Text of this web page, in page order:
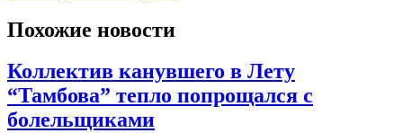
Похожие новости
Коллектив канувшего в Лету
“Тамбова” тепло попрощался с
болельщиками